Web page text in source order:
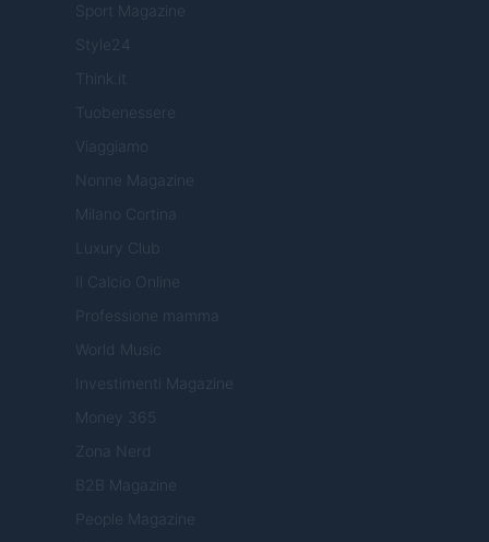
Sport Magazine
Style24
Think.it
Tuobenessere
Viaggiamo
Nonne Magazine
Milano Cortina
Luxury Club
Il Calcio Online
Professione mamma
World Music
Investimenti Magazine
Money 365
Zona Nerd
B2B Magazine
People Magazine